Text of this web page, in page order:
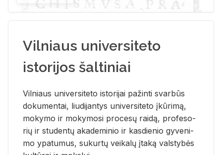
Vilniaus universiteto
istorijos šaltiniai
Vil­niaus uni­ver­si­te­to is­to­ri­jai pa­žin­ti svar­būs
do­ku­men­tai, liu­di­jan­tys uni­ver­si­te­to įkū­ri­mą,
mo­ky­mo ir mo­ky­mo­si pro­ce­sų rai­dą, pro­fe­so­
rių ir stu­den­tų aka­de­mi­nio ir kas­die­nio gy­ve­ni­
mo ypa­tu­mus, su­kur­tų vei­ka­lų įta­ką vals­ty­bės